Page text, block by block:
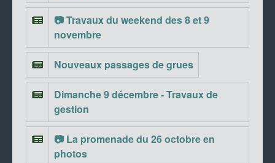
📷 Travaux du weekend des 8 et 9
novembre
Nouveaux passages de grues
Dimanche 9 décembre - Travaux de
gestion
📷 La promenade du 26 octobre en
photos